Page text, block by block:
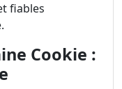
fiables
Cookie :